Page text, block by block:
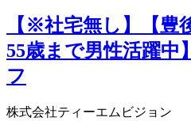
【※社宅無し】【豊
55歳まで男性活躍中
フ
株式会社ティーエムビジョン